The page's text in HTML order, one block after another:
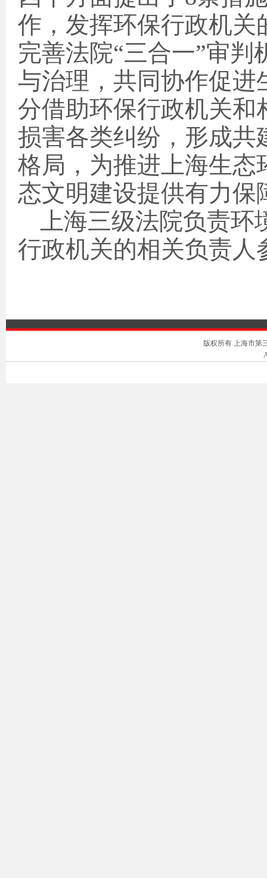
作，发挥环保行政机关
完善法院“三合一”审
与治理，共同协作促进
分借助环保行政机关和
损害各类纠纷，形成共
格局，为推进上海生态
态文明建设提供有力保
上海三级法院负责环
行政机关的相关负责人
版权所有 上海市第